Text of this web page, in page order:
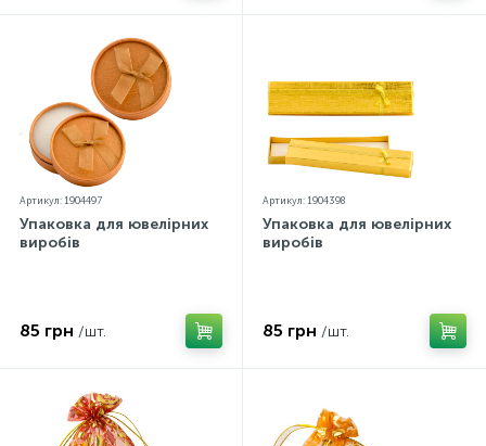
Артикул: 1904497
Упаковка для ювелірних
виробів
85 грн /шт.
Артикул: 1904398
Упаковка для ювелірних
виробів
85 грн /шт.